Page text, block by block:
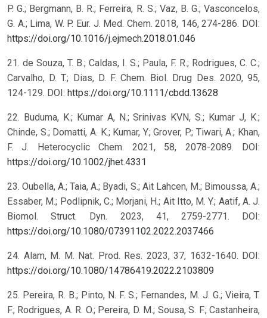
P. G.; Bergmann, B. R.; Ferreira, R. S.; Vaz, B. G.; Vasconcelos,
G. A.; Lima, W. P. Eur. J. Med. Chem. 2018, 146, 274-286. DOI:
https://doi.org/10.1016/j.ejmech.2018.01.046
21. de Souza, T. B.; Caldas, I. S.; Paula, F. R.; Rodrigues, C. C.;
Carvalho, D. T.; Dias, D. F. Chem. Biol. Drug Des. 2020, 95,
124-129. DOI: https://doi.org/10.1111/cbdd.13628
22. Buduma, K.; Kumar A, N.; Srinivas KVN, S.; Kumar J, K.;
Chinde, S.; Domatti, A. K.; Kumar, Y.; Grover, P.; Tiwari, A.; Khan,
F. J. Heterocyclic Chem. 2021, 58, 2078-2089. DOI:
https://doi.org/10.1002/jhet.4331
23. Oubella, A.; Taia, A.; Byadi, S.; Ait Lahcen, M.; Bimoussa, A.;
Essaber, M.; Podlipnik, C.; Morjani, H.; Ait Itto, M. Y.; Aatif, A. J.
Biomol. Struct. Dyn. 2023, 41, 2759-2771. DOI:
https://doi.org/10.1080/07391102.2022.2037466
24. Alam, M. M. Nat. Prod. Res. 2023, 37, 1632-1640. DOI:
https://doi.org/10.1080/14786419.2022.2103809
25. Pereira, R. B.; Pinto, N. F. S.; Fernandes, M. J. G.; Vieira, T.
F.; Rodrigues, A. R. O.; Pereira, D. M.; Sousa, S. F.; Castanheira,